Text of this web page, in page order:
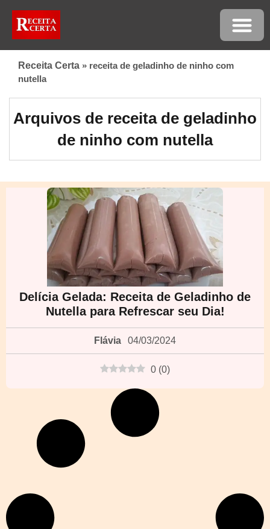
Receita Certa » receita de geladinho de ninho com
nutella
Arquivos de receita de geladinho
de ninho com nutella
Delícia Gelada: Receita de Geladinho de
Nutella para Refrescar seu Dia!
Flávia 04/03/2024
0 (0)